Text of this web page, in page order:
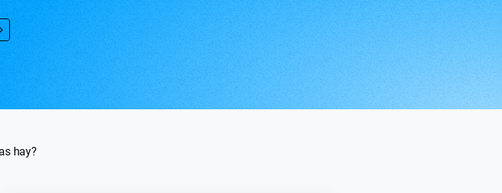
hay?